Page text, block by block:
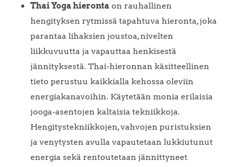
Thai Yoga hieronta on rauhallinen
hengityksen rytmissä tapahtuva hieronta, joka
parantaa lihaksien joustoa, nivelten
liikkuvuutta ja vapauttaa henkisestä
jännityksestä. Thai-hieronnan käsitteellinen
tieto perustuu kaikkialla kehossa oleviin
energiakanavoihin. Käytetään monia erilaisia
jooga-asentojen kaltaisia tekniikkoja.
Hengitystekniikkojen, vahvojen puristuksien
ja venytysten avulla vapautetaan lukkiutunut
energia sekä rentoutetaan jännittyneet